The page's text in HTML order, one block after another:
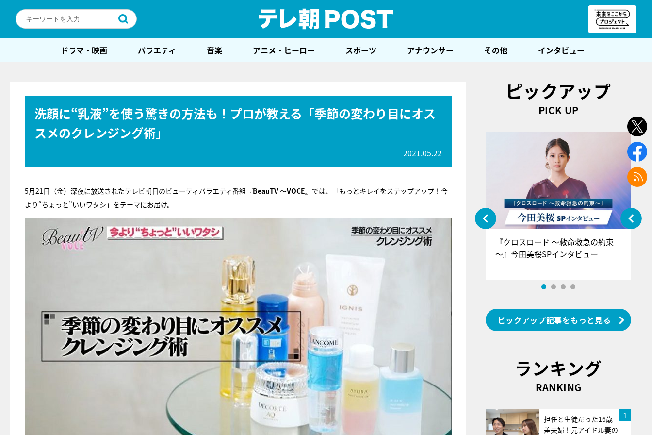
ドラマ・映画 バラエティ 音楽 アニメ・ヒーロー スポーツ アナウンサー その他 インタビュー
洗顔に“乳液”を使う驚きの方法も！プロが教える「季節の変わり目にオス
スメのクレンジング術」
2021.05.22
5月21日（金）深夜に放送されたテレビ朝日のビューティバラエティ番組『BeauTV ～VOCE』では、「もっとキレイをステップアップ！今
より“ちょっと”いいワタシ」をテーマにお届け。
ピックアップ
PICK UP
『アイ＝ラブ！げーみんぐ』＝LOV
E齋藤樹愛羅＆佐々木舞香SPインタ
『クロスロード ～救命救急の約束
～』今田美桜SPインタビュー
ピックアップ記事をもっと見る
ランキング
RANKING
1
担任と生徒だった16歳
差夫婦！元アイドル妻の